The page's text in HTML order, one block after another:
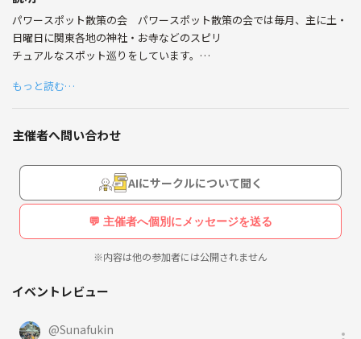
パワースポット散策の会 パワースポット散策の会では毎月、主に土・
日曜日に関東各地の神社・お寺などのスピリ
チュアルなスポット巡りをしています。
会のウェブサイトやブログに日程や様子など
詳細について記載しています。
http://powerspotclub.web.fc2.com/
詳しくはパワースポット散策の会のウェブサイトを
http://powerspotclub.web.fc2.com/
もっと読む…
主催者へ問い合わせ
AIにサークルについて聞く
💬 主催者へ個別にメッセージを送る
※内容は他の参加者には公開されません
イベントレビュー
@Sunafukin